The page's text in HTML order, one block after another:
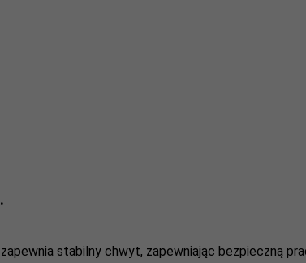
stabilny chwyt, zapewniając bezpieczną